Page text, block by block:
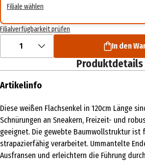
Filiale wählen
Filialverfügbarkeit prüfen
1 In den
Produktdetails
Artikelinfo
Diese weißen Flachsenkel in 120cm Länge
Schnürungen an Sneakern, Freizeit- und
geeignet. Die gewebte Baumwollstruktur ist
strapazierfähig verarbeitet. Ummantelte
Ausfransen und erleichtern die Führung